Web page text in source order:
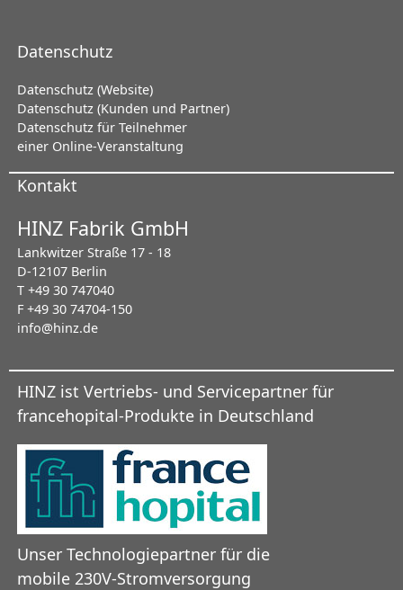
Datenschutz
Datenschutz (Website)
Datenschutz (Kunden und Partner)
Datenschutz für Teilnehmer
einer Online-Veranstaltung
Kontakt
HINZ Fabrik GmbH
Lankwitzer Straße 17 - 18
D-12107 Berlin
T +49 30 747040
F +49 30 74704-150
info@hinz.de
HINZ ist Vertriebs- und Servicepartner für
francehopital-Produkte in Deutschland
Unser Technologiepartner für die
mobile 230V-Stromversorgung